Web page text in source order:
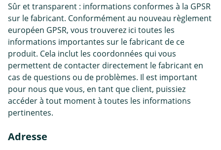
Sûr et transparent : informations conformes à la GPSR
sur le fabricant. Conformément au nouveau règlement
européen GPSR, vous trouverez ici toutes les
informations importantes sur le fabricant de ce
produit. Cela inclut les coordonnées qui vous
permettent de contacter directement le fabricant en
cas de questions ou de problèmes. Il est important
pour nous que vous, en tant que client, puissiez
accéder à tout moment à toutes les informations
pertinentes.
Adresse